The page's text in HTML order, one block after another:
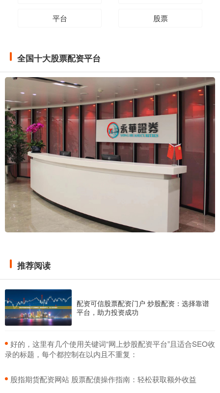
平台 股票
全国十大股票配资平台
推荐阅读
配资可信股票配资门户 炒股配资：选择靠谱
平台，助力投资成功
​好的，这里有几个使用关键词“网上炒股配资平台”且适合SEO收
录的标题，每个都控制在以内且不重复：
​股指期货配资网站 股票配债操作指南：轻松获取额外收益